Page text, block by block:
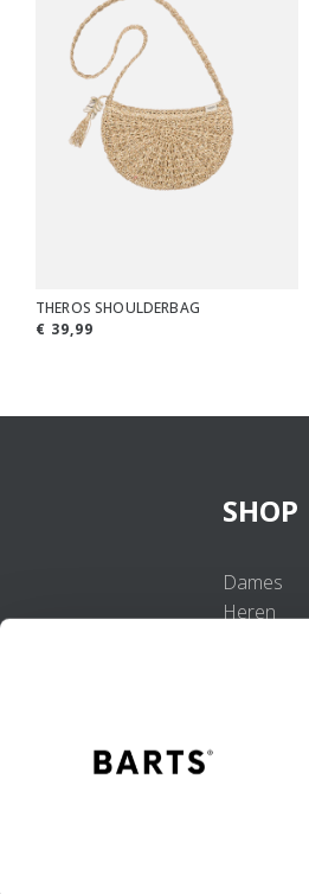
THEROS SHOULDERBAG
€ 39,99
SHOP
Dames
Heren